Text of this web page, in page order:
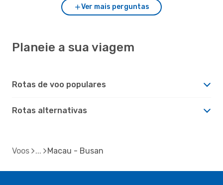
Ver mais perguntas
Planeie a sua viagem
Rotas de voo populares
Rotas alternativas
Voos Macau - Busan